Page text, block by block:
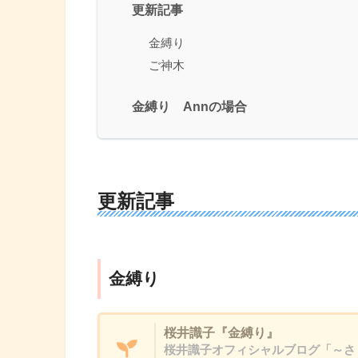
更新記事
金縛り
ご神木
金縛り Annの場合
更新記事
金縛り
桜井識子『金縛り』
桜井識子オフィシャルブログ「～さ